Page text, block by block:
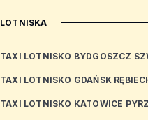
LOTNISKA
TAXI LOTNISKO BYDGOSZCZ
TAXI LOTNISKO GDAŃSK
TAXI LOTNISKO KATOWICE